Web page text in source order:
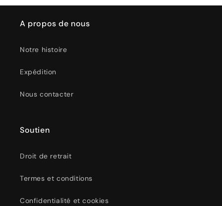
A propos de nous
Notre histoire
Expédition
Nous contacter
Soutien
Droit de retrait
Termes et conditions
Confidentialité et cookies